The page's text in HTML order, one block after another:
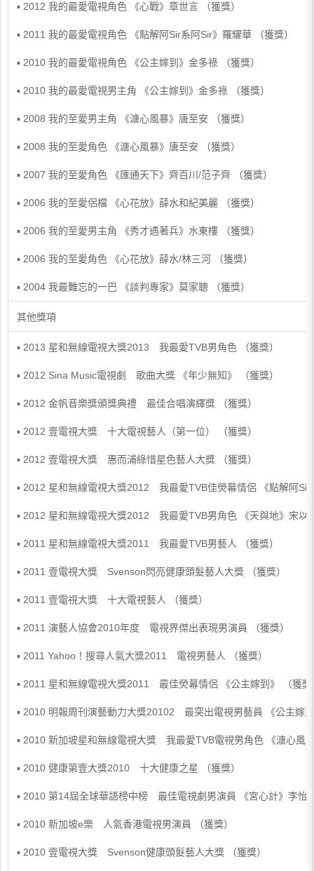
▪ 2012 我的最愛電視角色 《心戰》章世言 （獲獎）
▪ 2011 我的最愛電視角色 《點解阿Sir系阿Sir》羅耀華 （獲獎）
▪ 2010 我的最愛電視角色 《公主嫁到》金多祿 （獲獎）
▪ 2010 我的最愛電視男主角 《公主嫁到》金多祿 （獲獎）
▪ 2008 我的至愛男主角 《溏心風暴》唐至安 （獲獎）
▪ 2008 我的至愛角色 《溏心風暴》唐至安 （獲獎）
▪ 2007 我的至愛角色 《匯通天下》齊百川/范子齊 （獲獎）
▪ 2006 我的至愛侶檔 《心花放》薛水和紀美麗 （獲獎）
▪ 2006 我的至愛男主角 《秀才遇著兵》水東樓 （獲獎）
▪ 2006 我的至愛角色 《心花放》薛水/林三河 （獲獎）
▪ 2004 我最難忘的一巴 《談判專家》莫家聰 （獲獎）
其他獎項
▪ 2013 星和無線電視大獎2013 我最愛TVB男角色 （獲獎）
▪ 2012 Sina Music電視劇 歌曲大獎 《年少無知》 （獲獎）
▪ 2012 金帆音樂獎頒獎典禮 最佳合唱演繹獎 （獲獎）
▪ 2012 壹電視大獎 十大電視藝人（第一位） （獲獎）
▪ 2012 壹電視大獎 惠而浦綠惜星色藝人大獎 （獲獎）
▪ 2012 星和無線電視大獎2012 我最愛TVB佳熒幕情侶 《點解阿Sir
▪ 2012 星和無線電視大獎2012 我最愛TVB男角色 《天與地》宋以
▪ 2011 星和無線電視大獎2011 我最愛TVB男藝人 （獲獎）
▪ 2011 壹電視大獎 Svenson閃亮健康頭髮藝人大獎 （獲獎）
▪ 2011 壹電視大獎 十大電視藝人 （獲獎）
▪ 2011 演藝人協會2010年度 電視界傑出表現男演員 （獲獎）
▪ 2011 Yahoo！搜尋人氣大獎2011 電視男藝人 （獲獎）
▪ 2011 星和無線電視大獎2011 最佳熒幕情侶 《公主嫁到》 （獲獎
▪ 2010 明報周刊演藝動力大獎20102 最突出電視男藝員 《公主嫁
▪ 2010 新加坡星和無線電視大獎 我最愛TVB電視男角色 《溏心風
▪ 2010 健康第壹大獎2010 十大健康之星 （獲獎）
▪ 2010 第14屆全球華語榜中榜 最佳電視劇男演員 《宮心計》李怡
▪ 2010 新加坡e樂 人氣香港電視男演員 （獲獎）
▪ 2010 壹電視大獎 Svenson健康頭髮藝人大獎 （獲獎）